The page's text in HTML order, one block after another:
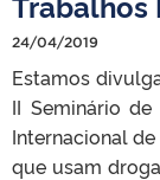
24/04/2019
Estamos
II Seminário
Internacional
que usam